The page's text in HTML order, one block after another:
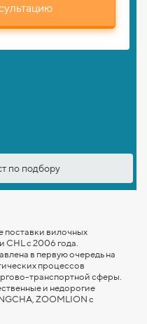
по подбору
поставки вилочных
CHL с 2006 года.
в первую очередь на
процессов
транспортной сферы.
и недорогие
ZOOMLION с